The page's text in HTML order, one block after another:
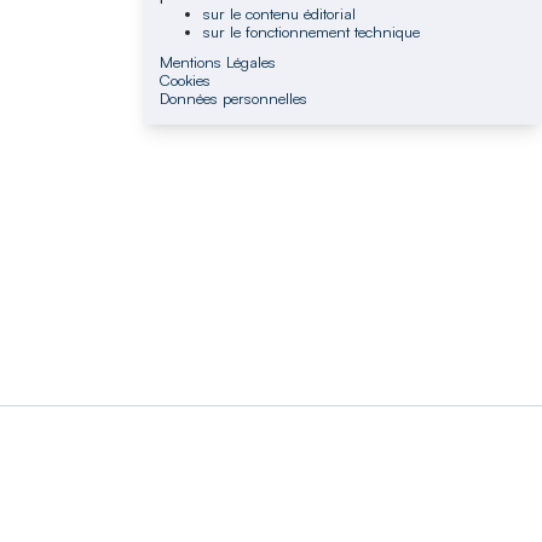
sur le contenu éditorial
sur le fonctionnement technique
Mentions Légales
Cookies
Données personnelles